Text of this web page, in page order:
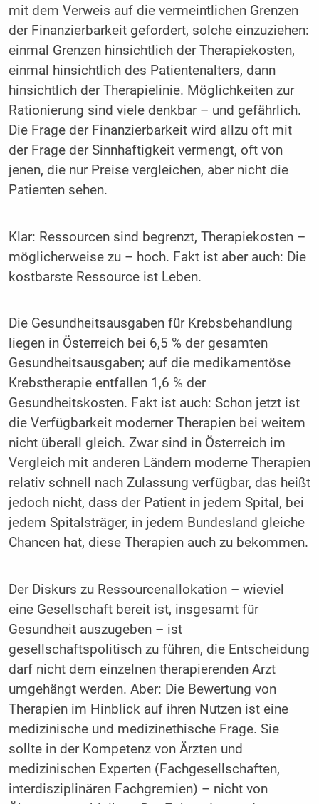
mit dem Verweis auf die vermeintlichen Grenzen
der Finanzierbarkeit gefordert, solche einzuziehen:
einmal Grenzen hinsichtlich der Therapiekosten,
einmal hinsichtlich des Patientenalters, dann
hinsichtlich der Therapielinie. Möglichkeiten zur
Rationierung sind viele denkbar – und gefährlich.
Die Frage der Finanzierbarkeit wird allzu oft mit
der Frage der Sinnhaftigkeit vermengt, oft von
jenen, die nur Preise vergleichen, aber nicht die
Patienten sehen.
Klar: Ressourcen sind begrenzt, Therapiekosten –
möglicherweise zu – hoch. Fakt ist aber auch: Die
kostbarste Ressource ist Leben.
Die Gesundheitsausgaben für Krebsbehandlung
liegen in Österreich bei 6,5 % der gesamten
Gesundheitsausgaben; auf die medikamentöse
Krebstherapie entfallen 1,6 % der
Gesundheitskosten. Fakt ist auch: Schon jetzt ist
die Verfügbarkeit moderner Therapien bei weitem
nicht überall gleich. Zwar sind in Österreich im
Vergleich mit anderen Ländern moderne Therapien
relativ schnell nach Zulassung verfügbar, das heißt
jedoch nicht, dass der Patient in jedem Spital, bei
jedem Spitalsträger, in jedem Bundesland gleiche
Chancen hat, diese Therapien auch zu bekommen.
Der Diskurs zu Ressourcenallokation – wieviel
eine Gesellschaft bereit ist, insgesamt für
Gesundheit auszugeben – ist
gesellschaftspolitisch zu führen, die Entscheidung
darf nicht dem einzelnen therapierenden Arzt
umgehängt werden. Aber: Die Bewertung von
Therapien im Hinblick auf ihren Nutzen ist eine
medizinische und medizinethische Frage. Sie
sollte in der Kompetenz von Ärzten und
medizinischen Experten (Fachgesellschaften,
interdisziplinären Fachgremien) – nicht von